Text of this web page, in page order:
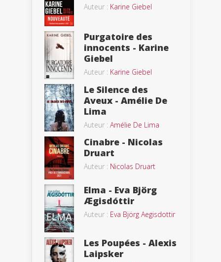
Auteur : Karine Giebel
Purgatoire des
innocents - Karine
Giebel
Auteur : Karine Giebel
Le Silence des
Aveux - Amélie De
Lima
Auteur : Amélie De Lima
Cinabre - Nicolas
Druart
Auteur : Nicolas Druart
Elma - Eva Björg
Ægisdóttir
Auteur : Eva Björg Aegisdottir
Les Poupées - Alexis
Laipsker